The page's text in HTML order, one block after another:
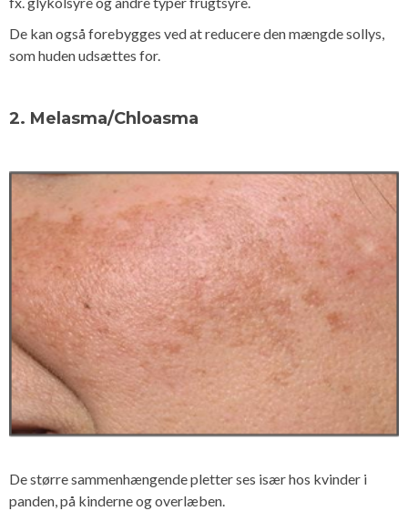
De kan også forebygges ved at reducere den mængde sollys,
som huden udsættes for.
2. Melasma/Chloasma
De større sammenhængende pletter ses især hos kvinder i
panden, på kinderne og overlæben.